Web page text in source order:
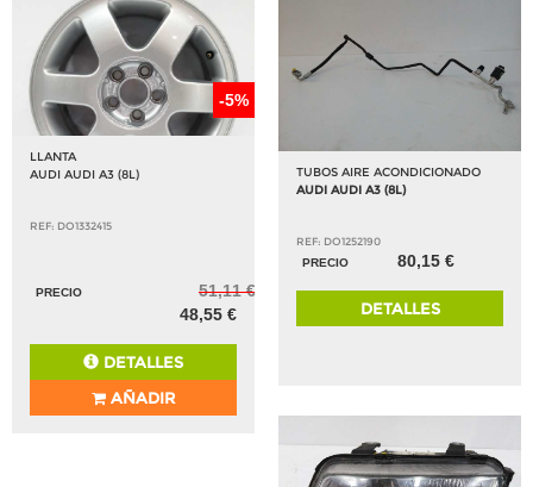
-5%
LLANTA
AUDI AUDI A3 (8L)
REF: DO1332415
PRECIO
51,11 €
48,55 €
DETALLES
AÑADIR
TUBOS AIRE ACONDICIONADO
AUDI AUDI A3 (8L)
REF: DO1252190
PRECIO
80,15 €
DETALLES